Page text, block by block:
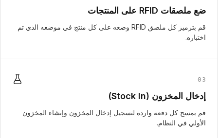
ضع ملصقات RFID على المنتجات
قم بترميز كل ملصق RFID وضعه على كل منتج في موضعه الذي تم
اختباره.
03
إدخال المخزون (Stock In)
قم بمسح كل دفعة واردة لتسجيل إدخال المخزون وإنشاء المخزون
الأولي في النظام.